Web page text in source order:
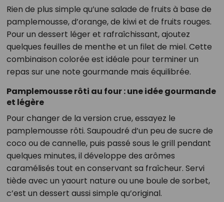
Rien de plus simple qu’une salade de fruits à base de
pamplemousse, d’orange, de kiwi et de fruits rouges.
Pour un dessert léger et rafraîchissant, ajoutez
quelques feuilles de menthe et un filet de miel. Cette
combinaison colorée est idéale pour terminer un
repas sur une note gourmande mais équilibrée.
Pamplemousse rôti au four : une idée gourmande
et légère
Pour changer de la version crue, essayez le
pamplemousse rôti. Saupoudré d’un peu de sucre de
coco ou de cannelle, puis passé sous le grill pendant
quelques minutes, il développe des arômes
caramélisés tout en conservant sa fraîcheur. Servi
tiède avec un yaourt nature ou une boule de sorbet,
c’est un dessert aussi simple qu’original.